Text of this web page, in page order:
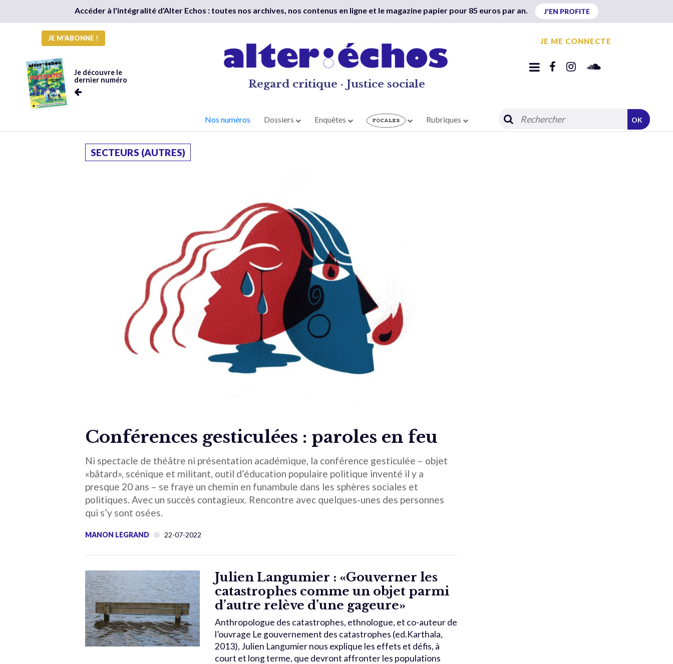
Accéder à l'intégralité d'Alter Echos : toutes nos archives, nos contenus en ligne et le magazine papier pour 85 euros par an. J'EN PROFITE
JE M'ABONNE !
Je découvre le
dernier numéro
Regard critique · Justice sociale
JE ME CONNECTE
Nos numéros Dossiers Enquêtes Rubriques OK
SECTEURS (AUTRES)
Conférences gesticulées : paroles en feu
Ni spectacle de théâtre ni présentation académique, la conférence gesticulée – objet
«bâtard», scénique et militant, outil d’éducation populaire politique inventé il y a
presque 20 ans – se fraye un chemin en funambule dans les sphères sociales et
politiques. Avec un succès contagieux. Rencontre avec quelques-unes des personnes
qui s’y sont osées.
MANON LEGRAND 22-07-2022
Julien Langumier : «Gouverner les
catastrophes comme un objet parmi
d’autre relève d’une gageure»
Anthropologue des catastrophes, ethnologue, et co-auteur de
l’ouvrage Le gouvernement des catastrophes (ed.Karthala,
2013), Julien Langumier nous explique les effets et défis, à
court et long terme, que devront affronter les populations